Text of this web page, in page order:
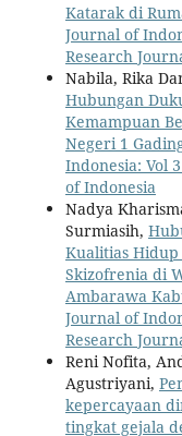
Katarak di
Journal of
Research
Nabila, Rika
Hubungan
Kemampuan
Negeri 1
Indonesia: Vol
of Indonesia
Nadya
Surmiasih,
Kualitias
Skizofrenia di
Ambarawa
Journal of
Research
Reni Nofita,
Agustriyani,
kepercayaan
tingkat gejala